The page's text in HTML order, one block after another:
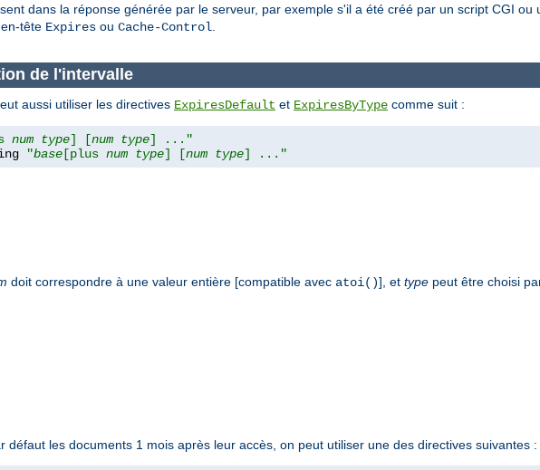
dans la réponse générée par le serveur, par exemple s'il a été créé par un script CGI ou
tête Expires ou Cache-Control.
de l'intervalle
aussi utiliser les directives ExpiresDefault et ExpiresByType comme suit :
num type] [num type] ..."
"base [plus num type] [num type] ..."
doit correspondre à une valeur entière [compatible avec atoi()], et type peut être choisi
défaut les documents 1 mois après leur accès, on peut utiliser une des directives suivantes :